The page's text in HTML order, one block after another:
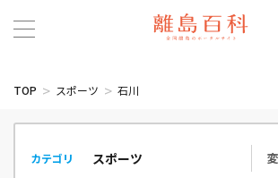
TOP スポーツ 石川
カテゴリ